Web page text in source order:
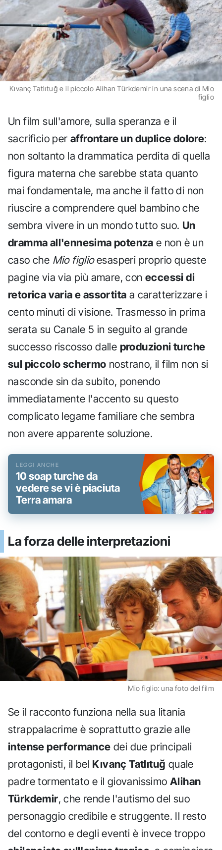
Kıvanç Tatlıtuğ e il piccolo Alihan Türkdemir in una scena di Mio
figlio
Un film sull'amore, sulla speranza e il
sacrificio peraffrontare un duplice dolore:
non soltanto la drammatica perdita di quella
figura materna che sarebbe stata quanto
mai fondamentale, ma anche il fatto di non
riuscire a comprendere quel bambino che
sembra vivere in un mondo tutto suo. Un
dramma all'ennesima potenza e non è un
caso che Mio figlioesasperi proprio queste
pagine via via più amare, con eccessi di
retorica varia e assortita a caratterizzare i
cento minuti di visione. Trasmesso in prima
serata su Canale 5 in seguito al grande
successo riscosso dalle produzioni turche
sul piccolo schermo nostrano, il film non si
nasconde sin da subito, ponendo
immediatamente l'accento su questo
complicato legame familiare che sembra
non avere apparente soluzione.
10 soap turche da
vedere se vi è piaciuta
Terra amara
La forza delle interpretazioni
Mio figlio: una foto del film
Se il racconto funziona nella sua litania
strappalacrime è soprattutto grazie alle
intense performance dei due principali
protagonisti, il bel Kıvanç Tatlıtuğ quale
padre tormentato e il giovanissimo Alihan
Türkdemir, che rende l'autismo del suo
personaggio credibile e struggente. Il resto
del contorno e degli eventi è invece troppo